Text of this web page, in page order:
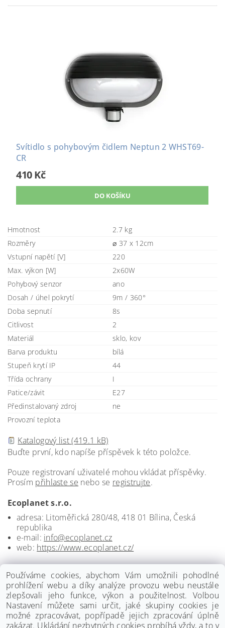
Svítidlo s pohybovým čidlem Neptun 2 WHST69-
CR
410 Kč
Hmotnost
2.7 kg
Rozměry
⌀ 37 x 12cm
Vstupní napětí [V]
220
Max. výkon [W]
2x60W
Pohybový senzor
ano
Dosah / úhel pokrytí
9m / 360°
Doba sepnutí
8s
Citlivost
2
Materiál
sklo, kov
Barva produktu
bílá
Stupeň krytí IP
44
Třída ochrany
I
Patice/závit
E27
Předinstalovaný zdroj
ne
Provozní teplota
Katalogový list (419.1 kB)
Buďte první, kdo napíše příspěvek k této položce.
Pouze registrovaní uživatelé mohou vkládat příspěvky.
Prosím přihlaste se nebo se registrujte.
Ecoplanet s.r.o.
adresa: Litoměřická 280/48, 418 01 Bílina, Česká
republika
e-mail: info@ecoplanet.cz
web: https://www.ecoplanet.cz/
Používáme cookies, abychom Vám umožnili pohodlné
prohlížení webu a díky analýze provozu webu neustále
zlepšovali jeho funkce, výkon a použitelnost. Volbou
Nastavení můžete sami určit, jaké skupiny cookies je
možné zpracovávat, popřípadě jejich zpracování úplně
zakázat. Ukládání nezbytných cookies probíhá vždy, a to v